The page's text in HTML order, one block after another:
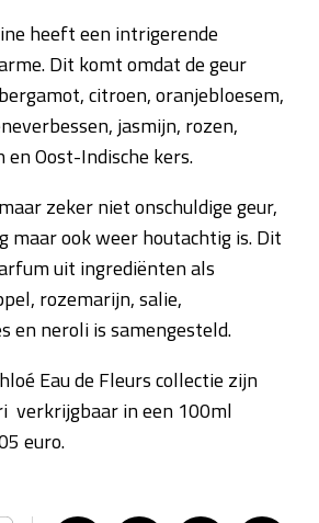
heeft een intrigerende
Dit komt omdat de geur
citroen, oranjebloesem,
jasmijn, rozen,
Oost-Indische kers.
zeker niet onschuldige geur,
maar ook weer houtachtig is. Dit
uit ingrediënten als
rozemarijn, salie,
en neroli is samengesteld.
Eau de Fleurs collectie zijn
verkrijgbaar in een 100ml
euro.